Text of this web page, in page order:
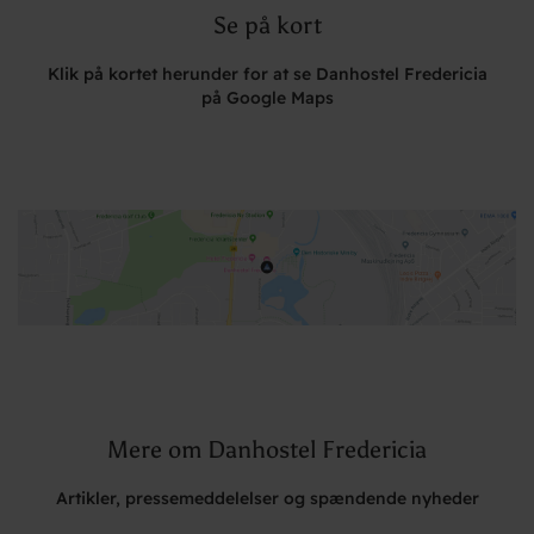
Se på kort
Klik på kortet herunder for at se Danhostel Fredericia
på Google Maps
Mere om Danhostel Fredericia
Artikler, pressemeddelelser og spændende nyheder